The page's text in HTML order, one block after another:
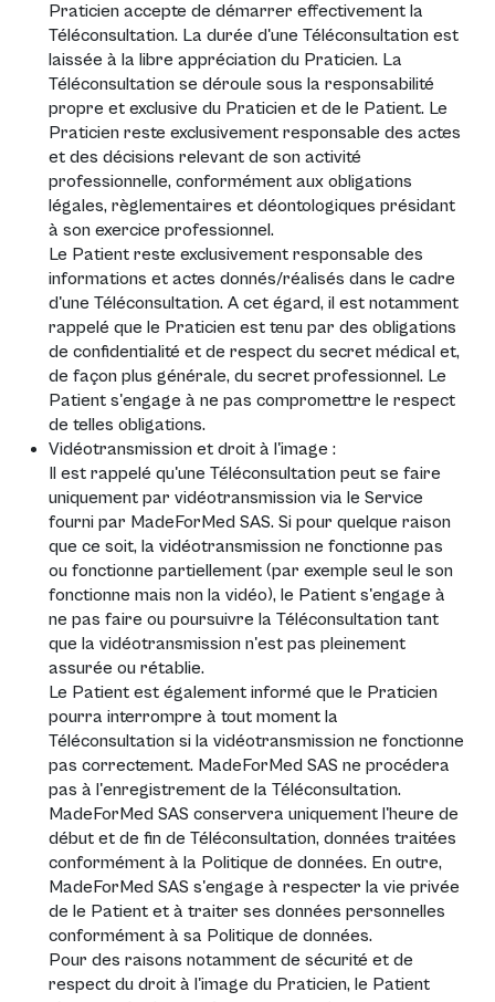
Praticien accepte de démarrer effectivement la
Téléconsultation. La durée d'une Téléconsultation est
laissée à la libre appréciation du Praticien. La
Téléconsultation se déroule sous la responsabilité
propre et exclusive du Praticien et de le Patient. Le
Praticien reste exclusivement responsable des actes
et des décisions relevant de son activité
professionnelle, conformément aux obligations
légales, règlementaires et déontologiques présidant
à son exercice professionnel.
Le Patient reste exclusivement responsable des
informations et actes donnés/réalisés dans le cadre
d'une Téléconsultation. A cet égard, il est notamment
rappelé que le Praticien est tenu par des obligations
de confidentialité et de respect du secret médical et,
de façon plus générale, du secret professionnel. Le
Patient s'engage à ne pas compromettre le respect
de telles obligations.
Vidéotransmission et droit à l'image :
Il est rappelé qu'une Téléconsultation peut se faire
uniquement par vidéotransmission via le Service
fourni par MadeForMed SAS. Si pour quelque raison
que ce soit, la vidéotransmission ne fonctionne pas
ou fonctionne partiellement (par exemple seul le son
fonctionne mais non la vidéo), le Patient s'engage à
ne pas faire ou poursuivre la Téléconsultation tant
que la vidéotransmission n'est pas pleinement
assurée ou rétablie.
Le Patient est également informé que le Praticien
pourra interrompre à tout moment la
Téléconsultation si la vidéotransmission ne fonctionne
pas correctement. MadeForMed SAS ne procédera
pas à l'enregistrement de la Téléconsultation.
MadeForMed SAS conservera uniquement l'heure de
début et de fin de Téléconsultation, données traitées
conformément à la Politique de données. En outre,
MadeForMed SAS s'engage à respecter la vie privée
de le Patient et à traiter ses données personnelles
conformément à sa Politique de données.
Pour des raisons notamment de sécurité et de
respect du droit à l'image du Praticien, le Patient